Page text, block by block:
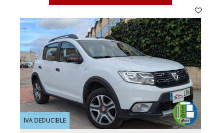
IVA DEDUCIBLE